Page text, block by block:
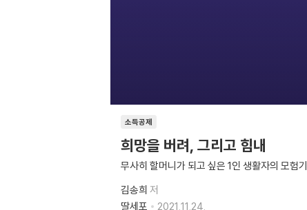
소득공제
희망을 버려, 그리고 힘내
무사히 할머니가 되고 싶은 1인 생활자의 모험기
김송희 저
딸세포
2021.11.24.